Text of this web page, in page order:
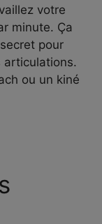
votre
minute. Ça
pour
articulations.
ou un kiné